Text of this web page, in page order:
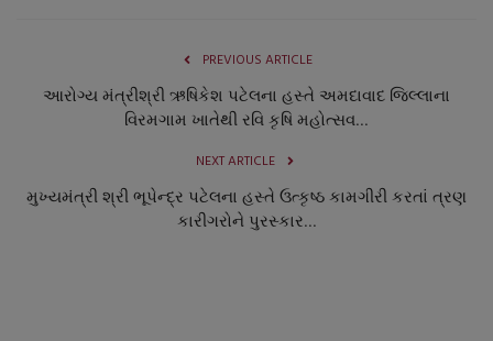
PREVIOUS ARTICLE
આરોગ્ય મંત્રીશ્રી ઋષિકેશ પટેલના હસ્તે અમદાવાદ જિલ્લાના
વિરમગામ ખાતેથી રવિ કૃષિ મહોત્સવ...
NEXT ARTICLE
મુખ્યમંત્રી શ્રી ભૂપેન્દ્ર પટેલના હસ્તે ઉત્કૃષ્ઠ કામગીરી કરતાં ત્રણ
કારીગરોને પુરસ્કાર...